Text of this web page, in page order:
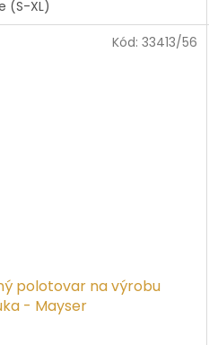
(S-XL)
polotovar na výrobu
- Mayser
Kód: 33413/56